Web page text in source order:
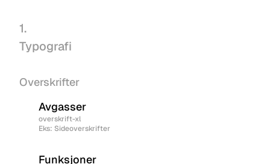
1.
Typografi
Overskrifter
Avgasser
overskrift-xl
Eks: Sideoverskrifter
Funksjoner